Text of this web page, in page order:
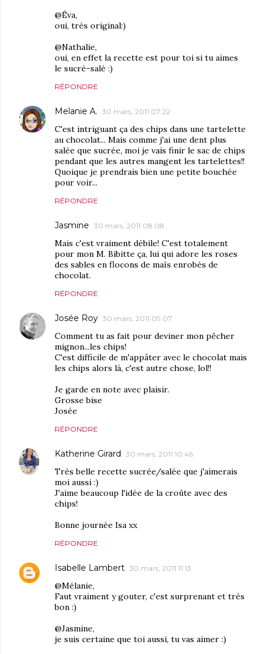
@Éva,
oui, très original:)
@Nathalie,
oui, en effet la recette est pour toi si tu aimes
le sucré-salé :)
RÉPONDRE
Melanie A. 30 mars, 2011 07:22
C'est intriguant ça des chips dans une tartelette
au chocolat... Mais comme j'ai une dent plus
salée que sucrée, moi je vais finir le sac de chips
pendant que les autres mangent les tartelettes!!
Quoique je prendrais bien une petite bouchée
pour voir...
RÉPONDRE
Jasmine 30 mars, 2011 08:08
Mais c'est vraiment débile! C'est totalement
pour mon M. Bibitte ça, lui qui adore les roses
des sables en flocons de maïs enrobés de
chocolat.
RÉPONDRE
Josée Roy 30 mars, 2011 09:07
Comment tu as fait pour deviner mon pêcher
mignon...les chips!
C'est difficile de m'appâter avec le chocolat mais
les chips alors là, c'est autre chose, lol!!
Je garde en note avec plaisir.
Grosse bise
Josée
RÉPONDRE
Katherine Girard 30 mars, 2011 10:46
Très belle recette sucrée/salée que j'aimerais
moi aussi :)
J'aime beaucoup l'idée de la croûte avec des
chips!
Bonne journée Isa xx
RÉPONDRE
Isabelle Lambert 30 mars, 2011 11:13
@Mélanie,
Faut vraiment y gouter, c'est surprenant et très
bon :)
@Jasmine,
je suis certaine que toi aussi, tu vas aimer :)